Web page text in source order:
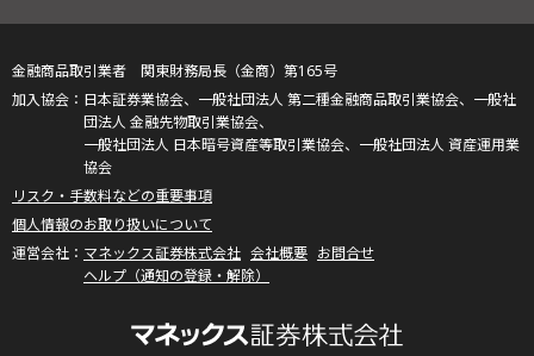
金融商品取引業者 関東財務局長（金商）第165号
日本証券業協会、一般社団法人 第二種金融商品取引業協会、一般社
団法人 金融先物取引業協会、
一般社団法人 日本暗号資産等取引業協会、一般社団法人 資産運用業
協会
リスク・手数料などの重要事項
個人情報のお取り扱いについて
マネックス証券株式会社 会社概要 お問合せ
ヘルプ（通知の登録・解除）